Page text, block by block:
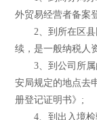
外贸易经营者备案
2、到所在区县
续，是一般纳税人
3、到公司所属
安局规定的地点去
册登记证明书》;
4、到出入境检